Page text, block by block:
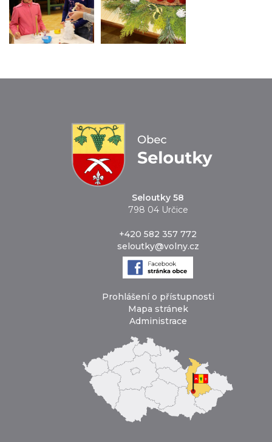
Seloutky 58
798 04 Určice
+420 582 357 772
seloutky@volny.cz
Prohlášení o přístupnosti
Mapa stránek
Administrace